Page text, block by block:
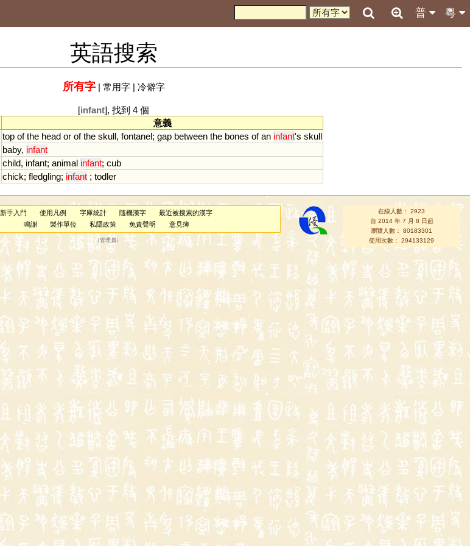
粵
普
英語搜索
所有字| 常用字| 冷僻字
[infant], 找到 4 個
意義
top of the head or of the skull, fontanel; gap between the bones of an infant's skull
baby, infant
child, infant; animal infant; cub
chick; fledgling; infant ; todler
新手入門 使用凡例 字庫統計 隨機漢字
最近被搜索的漢字
鳴謝
製作單位 私隱政策 免責聲明 意見簿
（管理員 ）
在線人數： 2923
自 2014 年 7 月 8 日起
瀏覽人數： 80183301
使用次數： 294133129